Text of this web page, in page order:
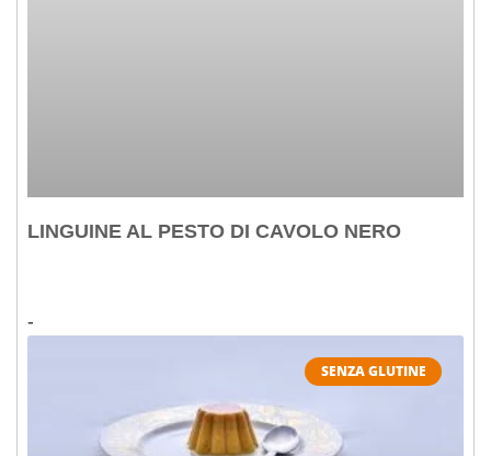
LINGUINE AL PESTO DI CAVOLO NERO
SENZA GLUTINE